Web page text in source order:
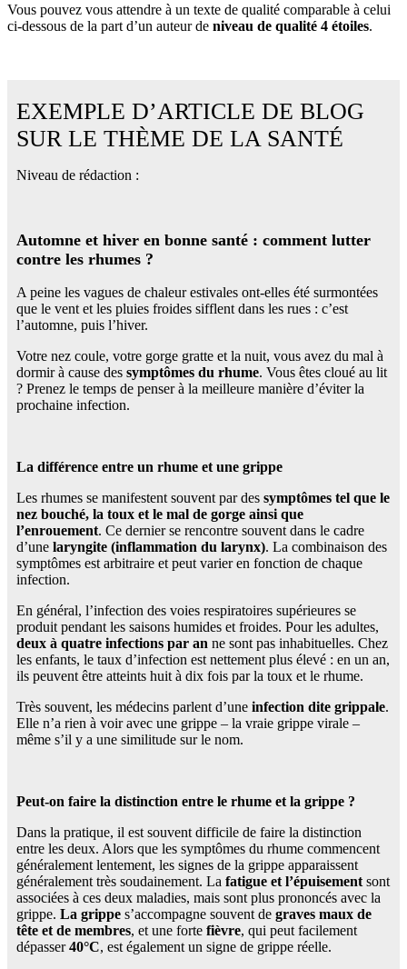
Vous pouvez vous attendre à un texte de qualité comparable à celui
ci-dessous de la part d’un auteur de niveau de qualité 4 étoiles.
EXEMPLE D’ARTICLE DE BLOG
SUR LE THÈME DE LA SANTÉ
Niveau de rédaction :
Automne et hiver en bonne santé : comment lutter
contre les rhumes ?
A peine les vagues de chaleur estivales ont-elles été surmontées
que le vent et les pluies froides sifflent dans les rues : c’est
l’automne, puis l’hiver.
Votre nez coule, votre gorge gratte et la nuit, vous avez du mal à
dormir à cause des symptômes du rhume. Vous êtes cloué au lit
? Prenez le temps de penser à la meilleure manière d’éviter la
prochaine infection.
La différence entre un rhume et une grippe
Les rhumes se manifestent souvent par des symptômes tel que le
nez bouché, la toux et le mal de gorge ainsi que
l’enrouement. Ce dernier se rencontre souvent dans le cadre
d’une laryngite (inflammation du larynx). La combinaison des
symptômes est arbitraire et peut varier en fonction de chaque
infection.
En général, l’infection des voies respiratoires supérieures se
produit pendant les saisons humides et froides. Pour les adultes,
deux à quatre infections par an ne sont pas inhabituelles. Chez
les enfants, le taux d’infection est nettement plus élevé : en un an,
ils peuvent être atteints huit à dix fois par la toux et le rhume.
Très souvent, les médecins parlent d’une infection dite grippale.
Elle n’a rien à voir avec une grippe – la vraie grippe virale –
même s’il y a une similitude sur le nom.
Peut-on faire la distinction entre le rhume et la grippe ?
Dans la pratique, il est souvent difficile de faire la distinction
entre les deux. Alors que les symptômes du rhume commencent
généralement lentement, les signes de la grippe apparaissent
généralement très soudainement. La fatigue et l’épuisement sont
associées à ces deux maladies, mais sont plus prononcés avec la
grippe. La grippe s’accompagne souvent de graves maux de
tête et de membres, et une forte fièvre, qui peut facilement
dépasser40°C, est également un signe de grippe réelle.